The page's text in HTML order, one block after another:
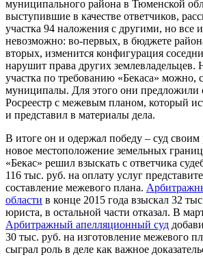
муниципального района в Тюменской
выступившие в качестве ответчиков,
участка 94 наложения с другими, но все
невозможно: во-первых, в бюджете
вторых, изменится конфигурация
нарушит права других землевладельцев.
участка по требованию «Бекаса» можно,
муниципалы. Для этого они предложили
Росреестр с межевым планом, который
и представил в материалы дела.
В итоге он и одержал победу – суд
новое местоположение земельных
«Бекас» решил взыскать с ответчика
116 тыс. руб. на оплату услуг
составление межевого плана.
области в конце 2015 года взыскал 32
юриста, в остальной части отказал. В
Арбитражный апелляционный суд
30 тыс. руб. на изготовление межевого
сыграл роль в деле как важное